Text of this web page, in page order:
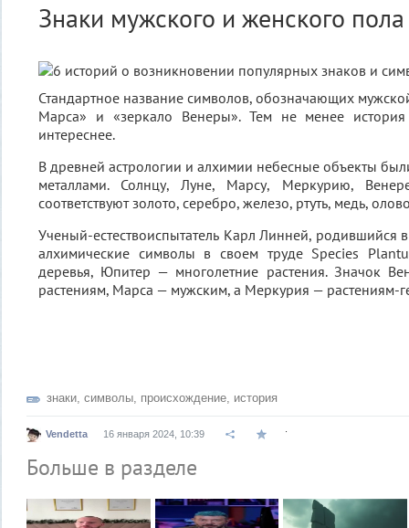
Знаки мужского и женского пола
Стандартное название символов, обозначающих
Марса» и «зеркало Венеры». Тем не менее история
интереснее.
В древней астрологии и алхимии небесные объекты
металлами. Солнцу, Луне, Марсу, Меркурию,
соответствуют золото, серебро, железо, ртуть, медь,
Ученый-естествоиспытатель Карл Линней, родившийся
алхимические символы в своем труде Species
деревья, Юпитер — многолетние растения. Значок
растениям, Марса — мужским, а Меркурия — растениям-
знаки, символы, происхождение, история
Vendetta 16 января 2024, 10:39
Больше в разделе